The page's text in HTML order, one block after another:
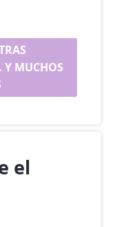
Y MUCHOS
el